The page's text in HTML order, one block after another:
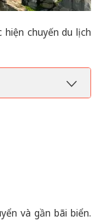
chuyến du lịch
và gần bãi biển.